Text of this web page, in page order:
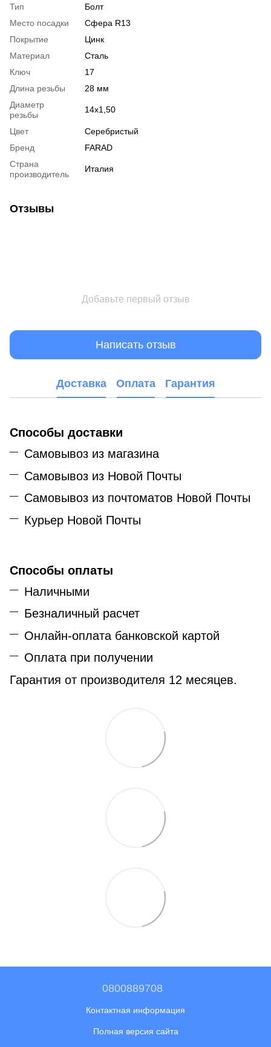
Тип
Болт
Место посадки
Сфера R13
Покрытие
Цинк
Материал
Сталь
Ключ
17
Длина резьбы
28 мм
Диаметр
резьбы
14x1,50
Цвет
Серебристый
Бренд
FARAD
Страна
производитель
Италия
Отзывы
Добавьте первый отзыв
Написать отзыв
Доставка Оплата Гарантия
Способы доставки
Самовывоз из магазина
Самовывоз из Новой Почты
Самовывоз из почтоматов Новой Почты
Курьер Новой Почты
Способы оплаты
Наличными
Безналичный расчет
Онлайн-оплата банковской картой
Оплата при получении
Гарантия от производителя 12 месяцев.
0800889708
Контактная информация
Полная версия сайта